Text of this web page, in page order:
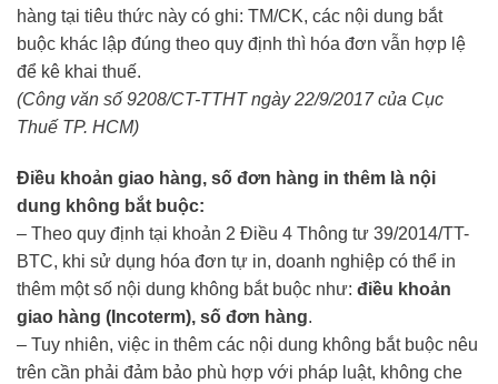
hàng tại tiêu thức này có ghi: TM/CK, các nội dung bắt
buộc khác lập đúng theo quy định thì hóa đơn vẫn hợp lệ
để kê khai thuế.
(Công văn số 9208/CT-TTHT ngày 22/9/2017 của Cục
Thuế TP. HCM)
Điều khoản giao hàng, số đơn hàng in thêm là nội
dung không bắt buộc:
– Theo quy định tại khoản 2 Điều 4 Thông tư 39/2014/TT-
BTC, khi sử dụng hóa đơn tự in, doanh nghiệp có thể in
thêm một số nội dung không bắt buộc như: điều khoản
giao hàng (Incoterm), số đơn hàng.
– Tuy nhiên, việc in thêm các nội dung không bắt buộc nêu
trên cần phải đảm bảo phù hợp với pháp luật, không che